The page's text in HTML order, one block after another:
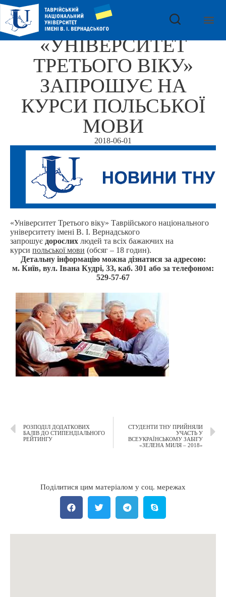
«УНІВЕРСИТЕТ
ТРЕТЬОГО ВІКУ»
ЗАПРОШУЄ НА
КУРСИ ПОЛЬСЬКОЇ
МОВИ
2018-06-01
«Університет Третього віку» Таврійського національного
університету імені В. І. Вернадського
запрошує дорослих людей та всіх бажаючих на
курси польської мови (обсяг – 18 годин).
Детальну інформацію можна дізнатися за адресою:
м. Київ, вул. Івана Кудрі, 33, каб. 301 або за телефоном:
529-57-67
РОЗПОДІЛ ДОДАТКОВИХ
БАЛІВ ДО СТИПЕНДІАЛЬНОГО
РЕЙТИНГУ
СТУДЕНТИ ТНУ ПРИЙНЯЛИ
УЧАСТЬ У
ВСЕУКРАЇНСЬКОМУ ЗАБІГУ
«ЗЕЛЕНА МИЛЯ – 2018»
Поділитися цим матеріалом у соц. мережах